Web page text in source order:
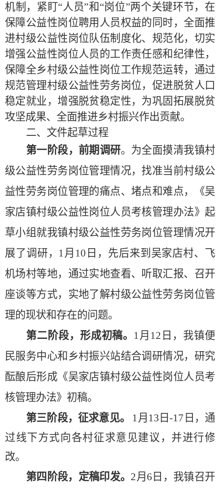
机制，紧盯“人员”和“岗位”两个关键环节，在
保障公益性岗位聘用人员权益的同时，全面推
进村级公益性岗位队伍制度化、规范化，切实
增强公益性岗位人员的工作责任感和纪律性，
保障全乡村级公益性岗位工作规范运转， 通过
规范管理村级公益性劳务岗位，促进脱贫人口
稳定就业，增强脱贫稳定性，为巩固拓展脱贫
攻坚成果、全面推进乡村振兴作出贡献。
二、文件起草过程
第一阶段，前期调研。为全面摸清我镇村
级公益性劳务岗位管理情况，找准当前村级公
益性劳务岗位管理的痛点、堵点和难点，《吴
家店镇村级公益性岗位人员考核管理办法》起
草小组就我镇村级公益性劳务岗位管理情况开
展了调研， 1月10日， 先后来到 吴家店村、飞
机场村等地，通过实地查看、听取汇报、召开
座谈等方式，实地了解村级公益性劳务岗位管
理的现状和存在的问题。
第二阶段，形成初稿。 1月12日，我镇便
民服务中心和乡村振兴站结合调研情况，研究
酝酿后形成《吴家店镇村级公益性岗位人员考
核管理办法》 初稿。
第三阶段，征求意见。 1 月 13 日-17 日，通
过线下方式向各村征求意见建议，并进行修
改。
第四阶段，定稿印发。 2月6日， 我镇召开